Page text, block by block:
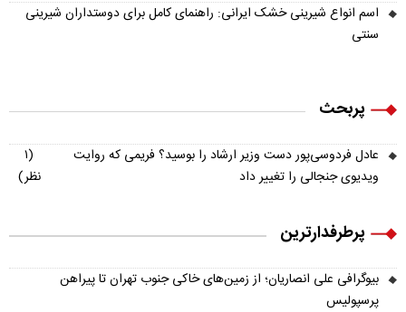
اسم انواع شیرینی خشک ایرانی: راهنمای کامل برای دوستداران شیرینی
سنتی
پربحث
عادل فردوسی‌پور دست وزیر ارشاد را بوسید؟ فریمی که روایت
ویدیوی جنجالی را تغییر داد
(۱
نظر)
پرطرفدارترین
بیوگرافی علی انصاریان؛ از زمین‌های خاکی جنوب تهران تا پیراهن
پرسپولیس